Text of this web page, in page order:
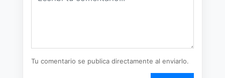
Tu comentario se publica directamente al enviarlo.